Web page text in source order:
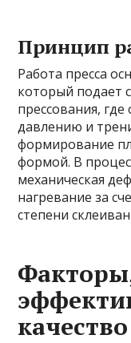
Принцип
Работа пресса
который подает
прессования,
давлению и
формирование
формой. В
механическая
нагревание за
степени